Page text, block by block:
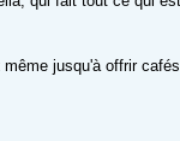
jusqu'à offrir